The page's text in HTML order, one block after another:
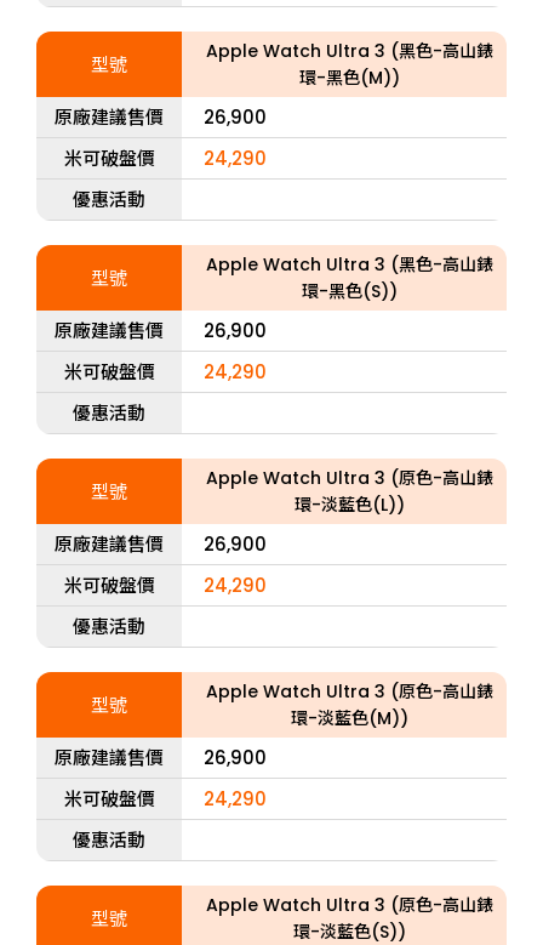
型號
Apple Watch Ultra 3 (黑色-高山錶
環-黑色(M))
原廠建議售價
26,900
米可破盤價
24,290
優惠活動
型號
Apple Watch Ultra 3 (黑色-高山錶
環-黑色(S))
原廠建議售價
26,900
米可破盤價
24,290
優惠活動
型號
Apple Watch Ultra 3 (原色-高山錶
環-淡藍色(L))
原廠建議售價
26,900
米可破盤價
24,290
優惠活動
型號
Apple Watch Ultra 3 (原色-高山錶
環-淡藍色(M))
原廠建議售價
26,900
米可破盤價
24,290
優惠活動
型號
Apple Watch Ultra 3 (原色-高山錶
環-淡藍色(S))